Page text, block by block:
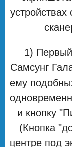
1)
Самсунг
ему
и кнопку
(Кнопка
центре под